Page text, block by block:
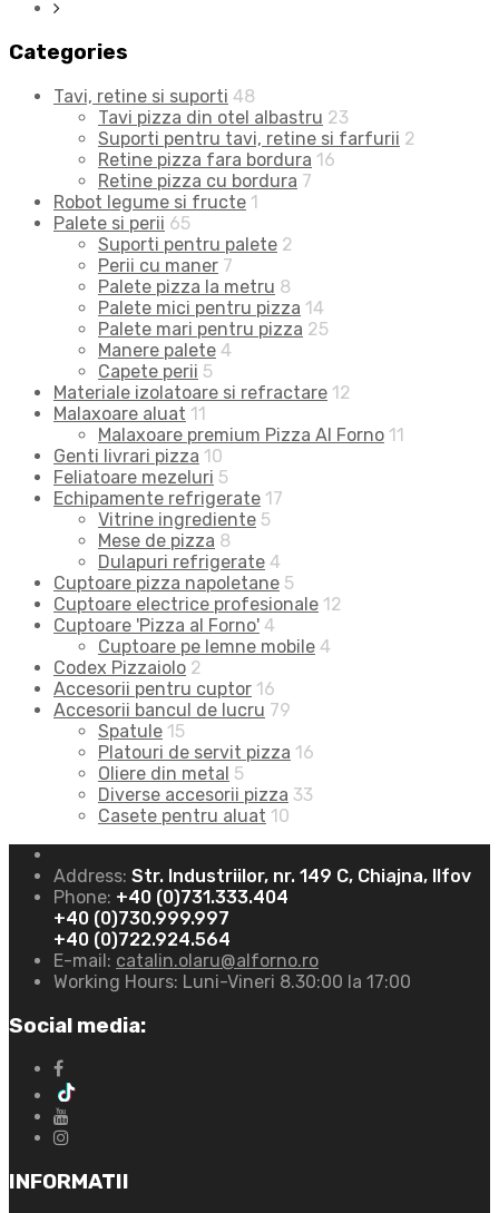
Categories
Tavi, retine si suporti 48
Tavi pizza din otel albastru 23
Suporti pentru tavi, retine si farfurii 2
Retine pizza fara bordura 16
Retine pizza cu bordura 7
Robot legume si fructe 1
Palete si perii 65
Suporti pentru palete 2
Perii cu maner 7
Palete pizza la metru 8
Palete mici pentru pizza 14
Palete mari pentru pizza 25
Manere palete 4
Capete perii 5
Materiale izolatoare si refractare 12
Malaxoare aluat 11
Malaxoare premium Pizza Al Forno 11
Genti livrari pizza 10
Feliatoare mezeluri 5
Echipamente refrigerate 17
Vitrine ingrediente 5
Mese de pizza 8
Dulapuri refrigerate 4
Cuptoare pizza napoletane 5
Cuptoare electrice profesionale 12
Cuptoare 'Pizza al Forno' 4
Cuptoare pe lemne mobile 4
Codex Pizzaiolo 2
Accesorii pentru cuptor 16
Accesorii bancul de lucru 79
Spatule 15
Platouri de servit pizza 16
Oliere din metal 5
Diverse accesorii pizza 33
Casete pentru aluat 10
Address: Str. Industriilor, nr. 149 C, Chiajna, Ilfov
Phone: +40 (0)731.333.404
+40 (0)730.999.997
+40 (0)722.924.564
E-mail: catalin.olaru@alforno.ro
Working Hours: Luni-Vineri 8.30:00 la 17:00
Social media:
INFORMATII